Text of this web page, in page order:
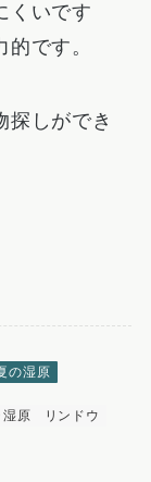
くいです
です。
探しができ
の湿原
湿原
リンドウ